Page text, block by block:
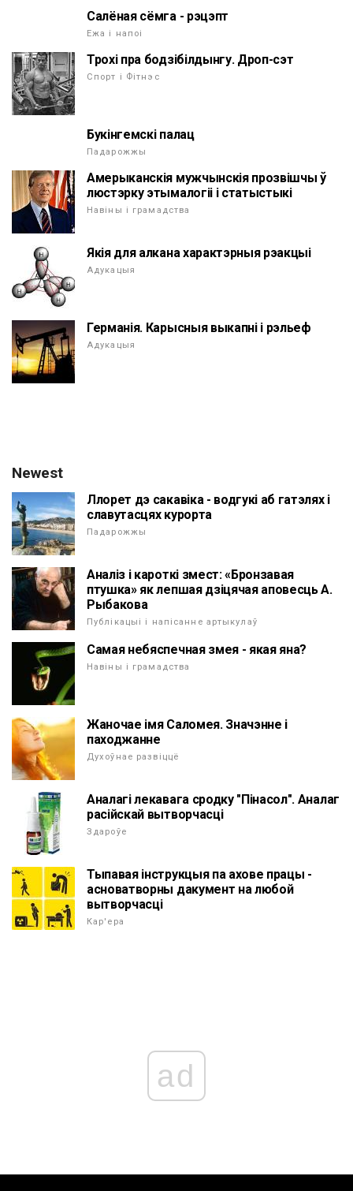
Салёная сёмга - рэцэпт
Ежа і напоі
Трохі пра бодзібілдынгу. Дроп-сэт
Спорт і Фітнэс
Букінгемскі палац
Падарожжы
Амерыканскія мужчынскія прозвішчы ў
люстэрку этымалогіі і статыстыкі
Навіны і грамадства
Якія для алкана характэрныя рэакцыі
Адукацыя
Германія. Карысныя выкапні і рэльеф
Адукацыя
Newest
Ллорет дэ сакавіка - водгукі аб гатэлях і
славутасцях курорта
Падарожжы
Аналіз і кароткі змест: «Бронзавая
птушка» як лепшая дзіцячая аповесць А.
Рыбакова
Публікацыі і напісанне артыкулаў
Самая небяспечная змея - якая яна?
Навіны і грамадства
Жаночае імя Саломея. Значэнне і
паходжанне
Духоўнае развіццё
Аналагі лекавага сродку "Пінасол". Аналаг
расійскай вытворчасці
Здароўе
Тыпавая інструкцыя па ахове працы -
асноватворны дакумент на любой
вытворчасці
Кар'ера
ad